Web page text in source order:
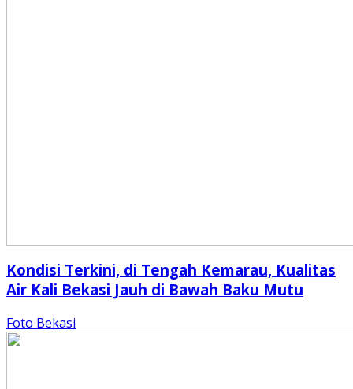
Kondisi Terkini, di Tengah Kemarau, Kualitas
Air Kali Bekasi Jauh di Bawah Baku Mutu
Foto Bekasi